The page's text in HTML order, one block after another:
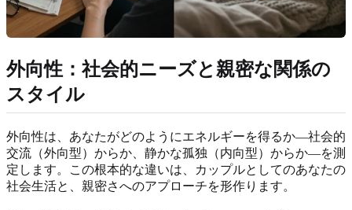
外向性：社会的ニーズと親密な関係の
スタイル
外向性は、あなたがどのようにエネルギーを得るか—社会的
交流（外向型）からか、静かな孤独（内向型）からか—を測
定します。この根本的な違いは、カップルとしてのあなたの
社会生活と、親密さへのアプローチを形作ります。